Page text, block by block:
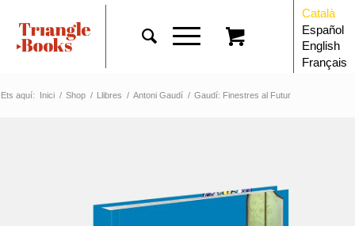
Català
Español
English
Français
Ets aquí: Inici / Shop / Llibres / Antoni Gaudí / Gaudí: Finestres al Futur